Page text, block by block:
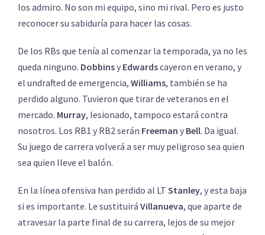
los admiro. No son mi equipo, sino mi rival. Pero es justo
reconocer su sabiduría para hacer las cosas.
De los RBs que tenía al comenzar la temporada, ya no les
queda ninguno. Dobbinsy Edwardscayeron en verano, y
el undrafted de emergencia, Williams, también se ha
perdido alguno. Tuvieron que tirar de veteranos en el
mercado. Murray, lesionado, tampoco estará contra
nosotros. Los RB1 y RB2 serán Freeman y Bell. Da igual.
Su juego de carrera volverá a ser muy peligroso sea quien
sea quien lleve el balón.
En la línea ofensiva han perdido al LT Stanley, y esta baja
si es importante. Le sustituirá Villanueva, que aparte de
atravesar la parte final de su carrera, lejos de su mejor